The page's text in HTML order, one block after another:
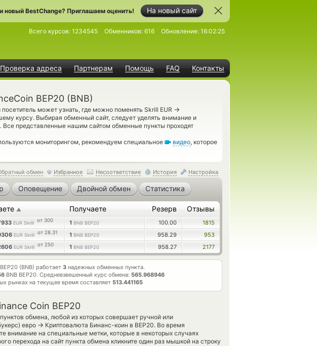
На новый сайт
новый BestChange? Приглашаем оценить!
Проверка адреса Партнерам Помощь FAQ Контакты
Всего курсов: 1234545 Обменников: 616 Обновление: 16:02:25
BEP20 (BNB)
может узнать, где можно поменять Skrill EUR →
курсу. Выбирая обменный сайт, следует уделять внимание и
Все представленные нашим сайтом обменные пункты проходят
мониторингом, рекомендуем специальное
видео, которое
обмен Избранное Несоответствие История Настройка
Оповещение Двойной обмен Статистика
▲ Получаете Резерв Отзывы
EUR Skrill от 300 1 BNB BEP20 100.00
1815
EUR Skrill от 28.31 1 BNB BEP20 958.29
953
EUR Skrill от 250 1 BNB BEP20 958.27 2177
(BNB) работает 3 надежных обменных пункта.
BNB BEP20. Средневзвешенный курс обмена: 565.968946
рынках на текущее время составляет 513.441165
Coin BEP20
обмена, любой из которых совершает ручной или
евро → Криптовалюта Бинанс-коин в BEP20. Во время
внимание на специальные метки, которые в некоторых случаях
перехода на сайт пункта обмена кликните один раз мышкой на строку